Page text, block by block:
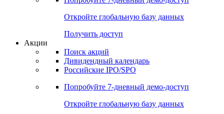
Откройте глобальную базу данных
Получить доступ
Акции
Поиск акций
Дивидендный календарь
Российские IPO/SPO
Попробуйте 7-дневный демо-доступ
Откройте глобальную базу данных